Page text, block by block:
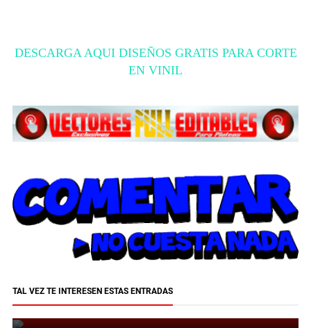
DESCARGA AQUI DISEÑOS GRATIS PARA CORTE
EN VINIL
TAL VEZ TE INTERESEN ESTAS ENTRADAS
Dos Mil Diseños de Grinch Descarga Gratis